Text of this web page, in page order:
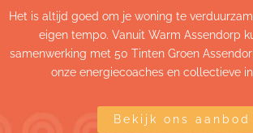
Het is altijd goed om je woning te
eigen tempo. Vanuit Warm Assendorp
samenwerking met 50 Tinten Groen
onze energiecoaches en collectieve
Bekijk ons aanbod